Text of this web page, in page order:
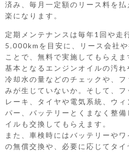
済み、毎月一定額のリース料を
楽になります。
定期メンテナンスは毎年1回や走
5,000kmを目安に、リース会社
ことで、無料で実施してもらえま
基本となるエンジンオイルの汚れ
冷却水の量などのチェックや、
みが生じていないか。そして、
レーキ、タイヤや電気系統、ウ
パー、バッテリーとくまなく整
イルも交換してもらえます。
また、車検時にはバッテリーや
の無償交換や、必要に応じてタ